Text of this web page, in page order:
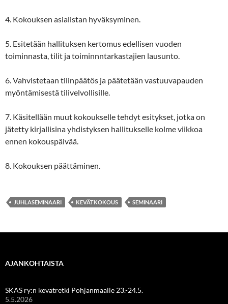
4. Kokouksen asialistan hyväksyminen.
5. Esitetään hallituksen kertomus edellisen vuoden
toiminnasta, tilit ja toiminnntarkastajien lausunto.
6. Vahvistetaan tilinpäätös ja päätetään vastuuvapauden
myöntämisestä tilivelvollisille.
7. Käsitellään muut kokoukselle tehdyt esitykset, jotka on
jätetty kirjallisina yhdistyksen hallitukselle kolme viikkoa
ennen kokouspäivää.
8. Kokouksen päättäminen.
JUHLASEMINAARI KEVÄTKOKOUS SEMINAARI
AJANKOHTAISTA
SKAS ry:n kevätretki Pohjanmaalle 23.-24.5.
5.5.2026